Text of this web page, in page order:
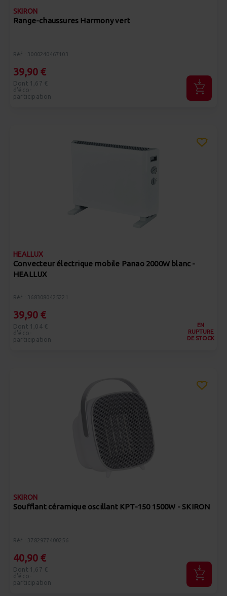
SKIRON
Range-chaussures Harmony vert
Réf : 3000240467103
39,90 €
Dont 1,67 €
d'éco-
participation
HEALLUX
Convecteur électrique mobile Panao 2000W blanc -
HEALLUX
Réf : 3683080425221
39,90 €
Dont 1,04 €
d'éco-
participation
EN
RUPTURE
DE STOCK
SKIRON
Soufflant céramique oscillant KPT-150 1500W - SKIRON
Réf : 3782977400256
40,90 €
Dont 1,67 €
d'éco-
participation